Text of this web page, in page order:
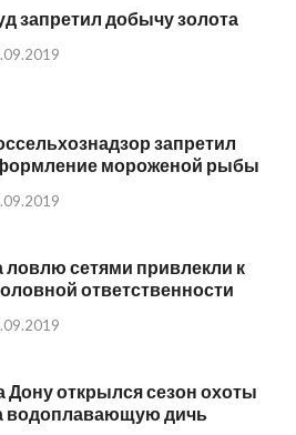
запретил добычу золота
запретил
мороженой рыбы
ловлю сетями привлекли к
ответственности
Дону открылся сезон охоты
водоплавающую дичь